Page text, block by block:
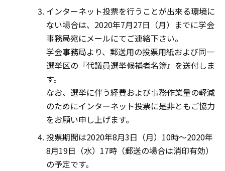
インターネット投票を行うことが出来る環境に
ない場合は、2020年7月27日（月）までに学会
事務局宛にメールにてご連絡下さい。
学会事務局より、郵送用の投票用紙および同一
選挙区の『代議員選挙候補者名簿』を送付しま
す。
なお、選挙に伴う経費および事務作業量の軽減
のためにインターネット投票に是非ともご協力
をお願い申し上げます。
投票期間は2020年8月3日（月）10時～2020年
8月19日（水）17時（郵送の場合は消印有効）
の予定です。